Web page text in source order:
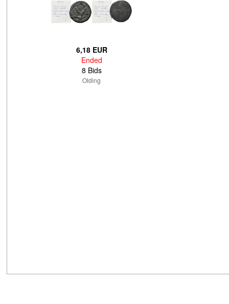
6,18 EUR
Ended
8 Bids
Olding